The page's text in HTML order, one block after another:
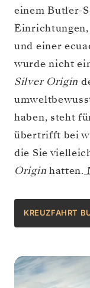
einem Butler-
und einer
wurde nicht
Silver Origin
haben, steht
übertrifft bei
die Sie
Origin hatten.
KREUZFAHRT